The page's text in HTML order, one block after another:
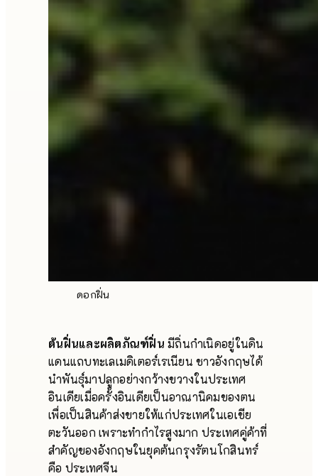
ดอกฝิ่น
ต้นฝิ่นและผลิตภัณฑ์ฝิ่น มีถิ่นกำเนิดอยู่ในดิน
แดนแถบทะเลเมดิเตอร์เรเนียน ชาวอังกฤษได้
นำพันธุ์มาปลูกอย่างกว้างขวางในประเทศ
อินเดียเมื่อครั้งอินเดียเป็นอาณานิคมของตน
เพื่อเป็นสินค้าส่งขายให้แก่ประเทศในเอเชีย
ตะวันออก เพราะทำกำไรสูงมาก ประเทศคู่ค้าที่
สำคัญของอังกฤษในยุคต้นกรุงรัตนโกสินทร์
คือ ประเทศจีน